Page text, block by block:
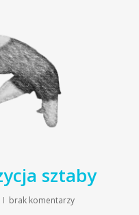
sztaby
brak komentarzy